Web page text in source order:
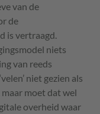
van de
de
is vertraagd.
niets
van reeds
niet gezien als
moet dat wel
overheid waar